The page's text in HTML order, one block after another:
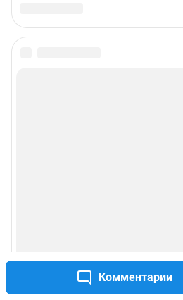
Комментарии